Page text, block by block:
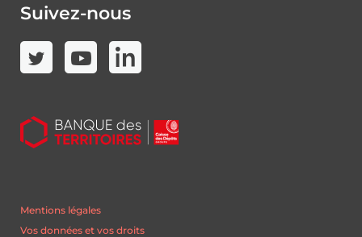
Suivez-nous
Mentions légales
Vos données et vos droits